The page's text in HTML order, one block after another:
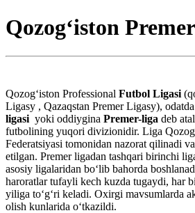
Qozog‘iston
Qozogʻiston Professional Futbol Ligasi
Ligasy , Qazaqstan Premer Ligasy), odatda
ligasi yoki oddiygina Premer-liga deb
futbolining yuqori divizionidir. Liga
Federatsiyasi tomonidan nazorat qilinadi
etilgan. Premer ligadan tashqari birinchi
asosiy ligalaridan boʻlib bahorda
haroratlar tufayli kech kuzda tugaydi, har
yiliga toʻgʻri keladi. Oxirgi mavsumlarda
olish kunlarida oʻtkazildi.